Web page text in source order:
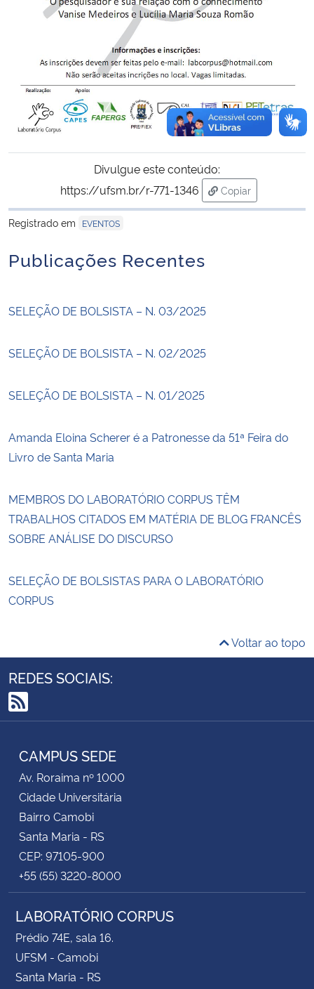
Divulgue este conteúdo:
https://ufsm.br/r-771-1346
Copiar
para área de
Registrado em
EVENTOS
Publicações Recentes
SELEÇÃO DE BOLSISTA – N. 03/2025
SELEÇÃO DE BOLSISTA – N. 02/2025
SELEÇÃO DE BOLSISTA – N. 01/2025
Amanda Eloina Scherer é a Patronesse da 51ª Feira do
Livro de Santa Maria
MEMBROS DO LABORATÓRIO CORPUS TÊM
TRABALHOS CITADOS EM MATÉRIA DE BLOG FRANCÊS
SOBRE ANÁLISE DO DISCURSO
SELEÇÃO DE BOLSISTAS PARA O LABORATÓRIO
CORPUS
Voltar ao topo
REDES SOCIAIS:
RSS
CAMPUS SEDE
Av. Roraima nº 1000
Cidade Universitária
Bairro Camobi
Santa Maria - RS
CEP: 97105-900
+55 (55) 3220-8000
LABORATÓRIO CORPUS
Prédio 74E, sala 16.
UFSM - Camobi
Santa Maria - RS